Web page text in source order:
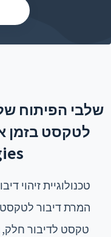
שלבי הפיתוח
טכנולוגיית זיהוי
המרת דיבור
טקסט לדיבור